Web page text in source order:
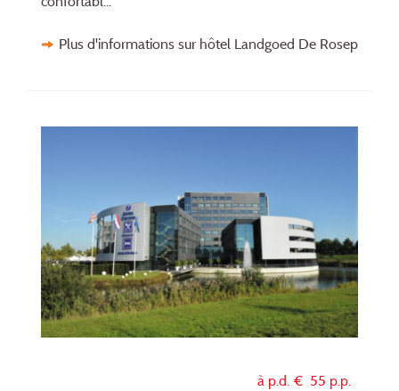
Plus d'informations sur hôtel Landgoed De Rosep
à p.d. € 55 p.p.